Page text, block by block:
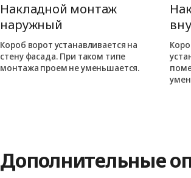
Накладной монтаж
наружный
Короб ворот устанавливается на
стену фасада. При таком типе
монтажа проем не уменьшается.
Дополнительные